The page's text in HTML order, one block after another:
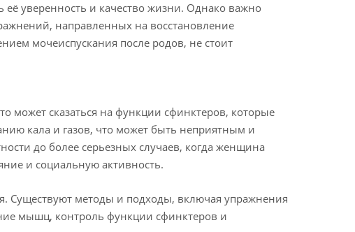
её уверенность и качество жизни. Однако важно
направленных на восстановление
мочеиспускания после родов, не стоит
может сказаться на функции сфинктеров, которые
кала и газов, что может быть неприятным и
до более серьезных случаев, когда женщина
и социальную активность.
Существуют методы и подходы, включая упражнения
мышц, контроль функции сфинктеров и